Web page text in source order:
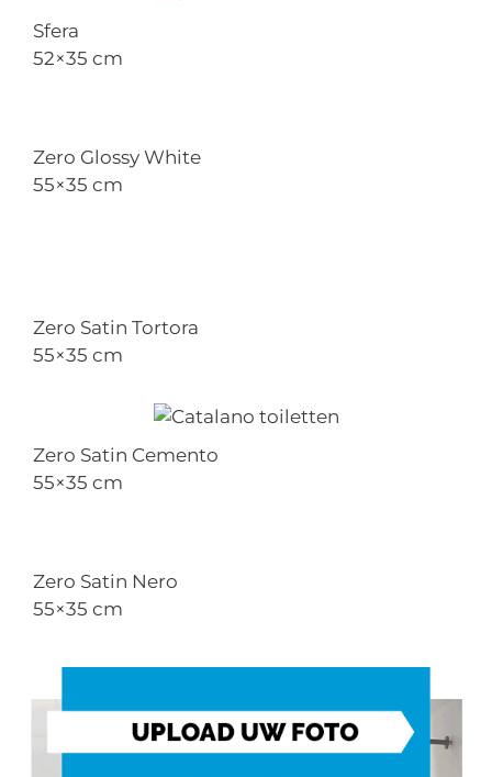
Sfera
52×35 cm
Zero Glossy White
55×35 cm
Zero Satin Tortora
55×35 cm
Zero Satin Cemento
55×35 cm
Zero Satin Nero
55×35 cm